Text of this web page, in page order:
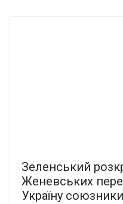
Зеленський
Женевських
Україну союзники